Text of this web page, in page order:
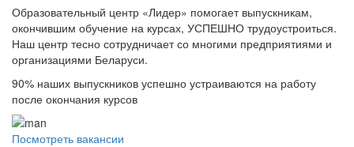
Образовательный центр «Лидер» помогает выпускникам,
окончившим обучение на курсах, УСПЕШНО трудоустроиться.
Наш центр тесно сотрудничает со многими предприятиями и
организациями Беларуси.
90% наших выпускников успешно устраиваются на работу
после окончания курсов
Посмотреть вакансии